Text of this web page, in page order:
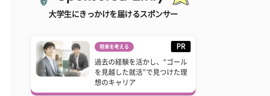
大学生にきっかけを届けるスポンサー
将来を考える PR
過去の経験を活かし、“ゴール
を見越した就活”で見つけた理
想のキャリア